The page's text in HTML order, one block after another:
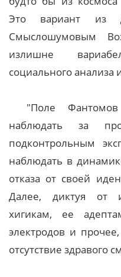
Это вариант из
Смыслошумовым
излишне
социального анализа
"Поле
наблюдать за
подконтрольным
наблюдать в
отказа от своей
Далее, диктуя от
хигикам, ее
электродов и
отсутствие здравого